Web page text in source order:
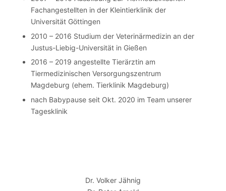
Fachangestellten in der Kleintierklinik der
Universität Göttingen
2010 – 2016 Studium der Veterinärmedizin an der
Justus-Liebig-Universität in Gießen
2016 – 2019 angestellte Tierärztin am
Tiermedizinischen Versorgungszentrum
Magdeburg (ehem. Tierklinik Magdeburg)
nach Babypause seit Okt. 2020 im Team unserer
Tagesklinik
Dr. Volker Jähnig